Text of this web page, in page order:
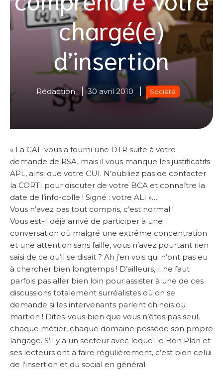
chargé(e)
d’insertion
Rédaction 30 avril 2010 Société
« La CAF vous a fourni une DTR suite à votre
demande de RSA, mais il vous manque les justificatifs
APL, ainsi que votre CUI. N’oubliez pas de contacter
la CORTI pour discuter de votre BCA et connaître la
date de l’info-colle ! Signé : votre ALI »…
Vous n’avez pas tout compris, c’est normal !
Vous est-il déjà arrivé de participer à une
conversation où malgré une extrême concentration
et une attention sans faille, vous n’avez pourtant rien
saisi de ce qu’il se disait ? Ah j’en vois qui n’ont pas eu
à chercher bien longtemps ! D’ailleurs, il ne faut
parfois pas aller bien loin pour assister à une de ces
discussions totalement surréalistes où on se
demande si les intervenants parlent chinois ou
martien ! Dites-vous bien que vous n’êtes pas seul,
chaque métier, chaque domaine possède son propre
langage. S’il y a un secteur avec lequel le Bon Plan et
ses lecteurs ont à faire régulièrement, c’est bien celui
de l’insertion et du social en général.